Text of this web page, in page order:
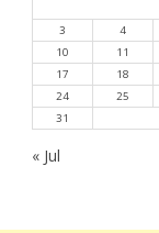
3
4
10
11
17
18
24
25
31
« Jul